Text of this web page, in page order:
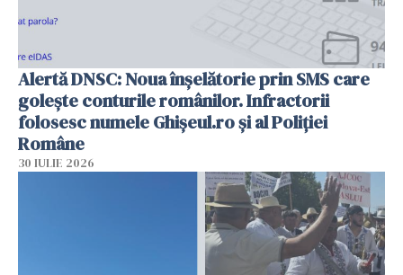
Alertă DNSC: Noua înșelătorie prin SMS care
golește conturile românilor. Infractorii
folosesc numele Ghișeul.ro și al Poliției
Române
30 IULIE 2026